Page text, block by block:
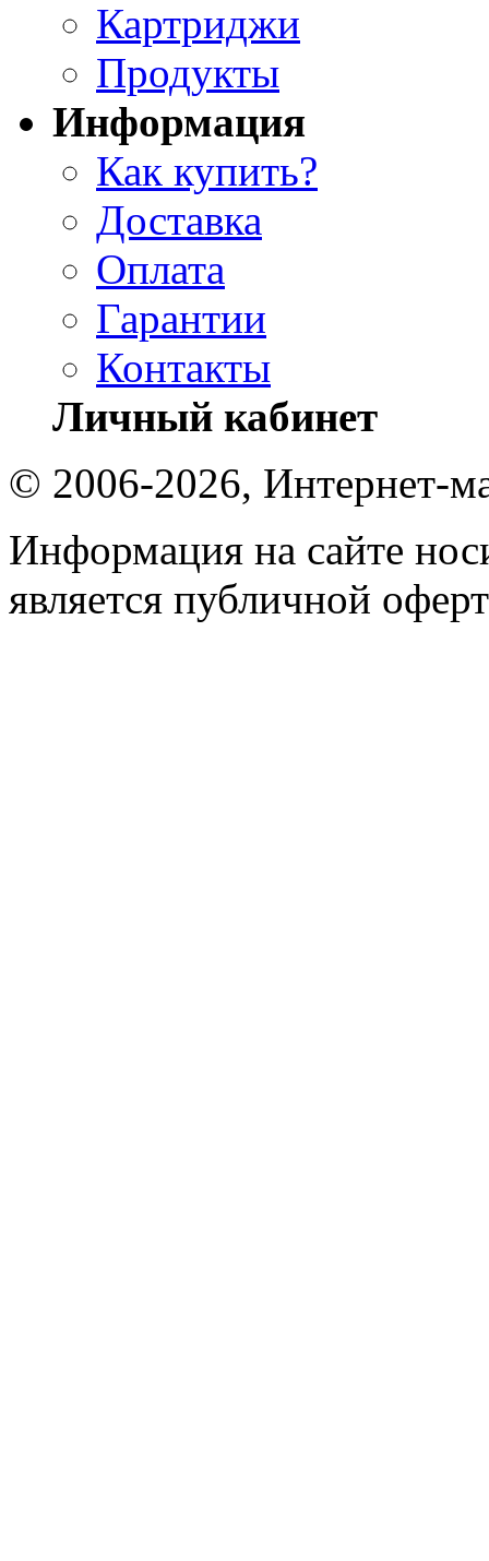
Картриджи
Продукты
Информация
Как купить?
Доставка
Оплата
Гарантии
Контакты
Личный кабинет
© 2006-2026, Интернет-
Информация на сайте
является публичной